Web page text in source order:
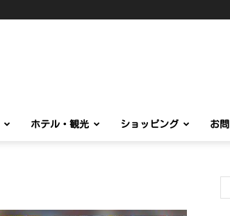
ホテル・観光 ショッピング お